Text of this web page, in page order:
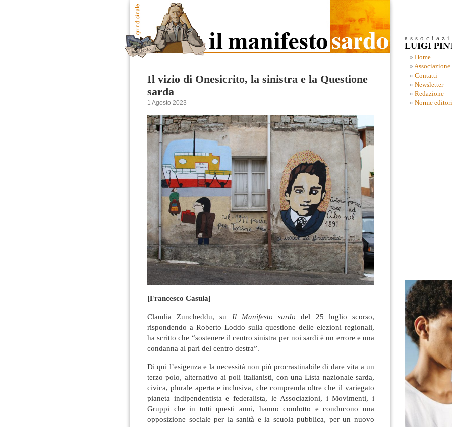
Il vizio di Onesicrito, la sinistra e la Questione
sarda
1 Agosto 2023
[Francesco Casula]
Claudia Zuncheddu, su Il Manifesto sardo del 25 luglio scorso,
rispondendo a Roberto Loddo sulla questione delle elezioni regionali,
ha scritto che “sostenere il centro sinistra per noi sardi è un errore e una
condanna al pari del centro destra”.
Di qui l’esigenza e la necessità non più procrastinabile di dare vita a un
terzo polo, alternativo ai poli italianisti, con una Lista nazionale sarda,
civica, plurale aperta e inclusiva, che comprenda oltre che il variegato
pianeta indipendentista e federalista, le Associazioni, i Movimenti, i
Gruppi che in tutti questi anni, hanno condotto e conducono una
opposizione sociale per la sanità e la scuola pubblica, per un nuovo
LUIGI
Home
Associazione
Contatti
Newsletter
Redazione
Norme